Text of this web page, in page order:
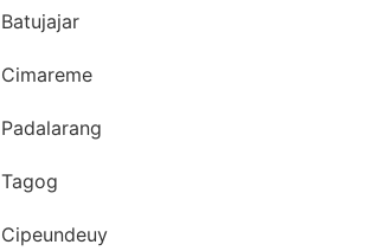
Batujajar
Cimareme
Padalarang
Tagog
Cipeundeuy